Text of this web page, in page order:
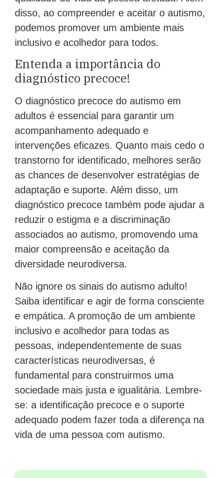
disso, ao compreender e aceitar o autismo,
podemos promover um ambiente mais
inclusivo e acolhedor para todos.
Entenda a importância do
diagnóstico precoce!
O diagnóstico precoce do autismo em
adultos é essencial para garantir um
acompanhamento adequado e
intervenções eficazes. Quanto mais cedo o
transtorno for identificado, melhores serão
as chances de desenvolver estratégias de
adaptação e suporte. Além disso, um
diagnóstico precoce também pode ajudar a
reduzir o estigma e a discriminação
associados ao autismo, promovendo uma
maior compreensão e aceitação da
diversidade neurodiversa.
Não ignore os sinais do autismo adulto!
Saiba identificar e agir de forma consciente
e empática. A promoção de um ambiente
inclusivo e acolhedor para todas as
pessoas, independentemente de suas
características neurodiversas, é
fundamental para construirmos uma
sociedade mais justa e igualitária. Lembre-
se: a identificação precoce e o suporte
adequado podem fazer toda a diferença na
vida de uma pessoa com autismo.